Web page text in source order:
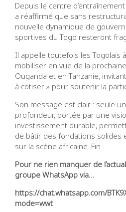
Depuis le centre
a réaffirmé que sans
nouvelle dynamique de
sportives du Togo resteront
Il appelle toutefois les Togolais
mobiliser en vue de la
Ouganda et en Tanzanie,
à cotiser » pour soutenir la
Son message est clair : seule
profondeur, portée par une
investissement durable,
de bâtir des fondations solides
sur la scène africaine. Fin
Pour ne rien manquer de
groupe WhatsApp via…
https://chat.whatsapp.com/
mode=wwt